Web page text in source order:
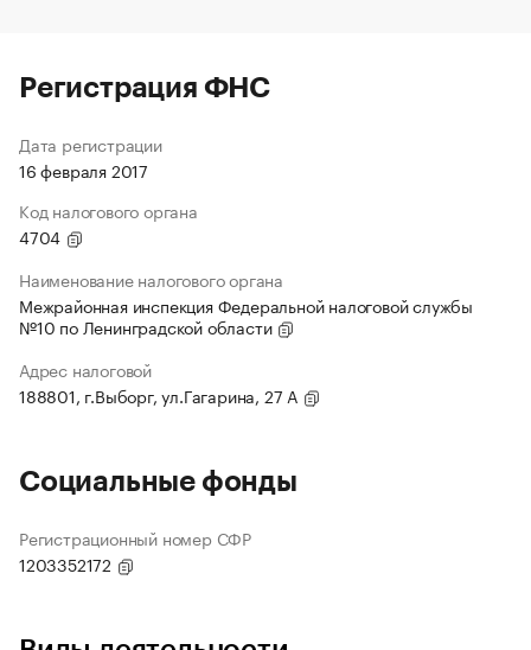
Регистрация ФНС
Дата регистрации
16 февраля 2017
Код налогового органа
4704
Наименование налогового органа
Межрайонная инспекция Федеральной налоговой службы
№10 по Ленинградской области
Адрес налоговой
188801, г.Выборг, ул.Гагарина, 27 А
Социальные фонды
Регистрационный номер СФР
1203352172